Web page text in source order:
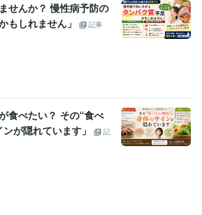
せんか？ 慢性病予防の
もしれません」
記事
食べたい？ その“食べ
が隠れています」
記